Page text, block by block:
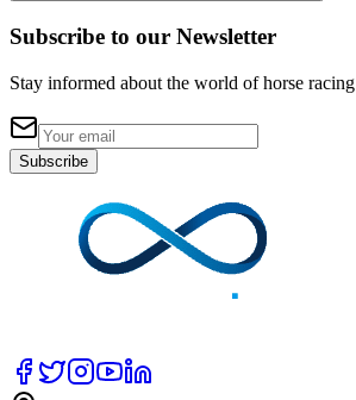
Subscribe to our Newsletter
Stay informed about the world of horse racing
Subscribe